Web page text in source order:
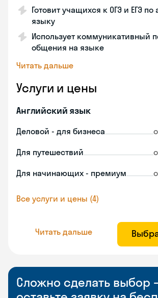
Готовит учащихся к ОГЭ и ЕГЭ
языку
Использует коммуникативный
общения на языке
Читать дальше
Услуги и цены
Английский язык
Деловой - для бизнеса
Для путешествий
Для начинающих - премиум
Все услуги и цены (4)
Читать дальше
Сложно сделать выбор